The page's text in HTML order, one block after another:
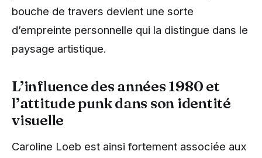
bouche de travers devient une sorte
d’empreinte personnelle qui la distingue dans le
paysage artistique.
L’influence des années 1980 et
l’attitude punk dans son identité
visuelle
Caroline Loeb est ainsi fortement associée aux